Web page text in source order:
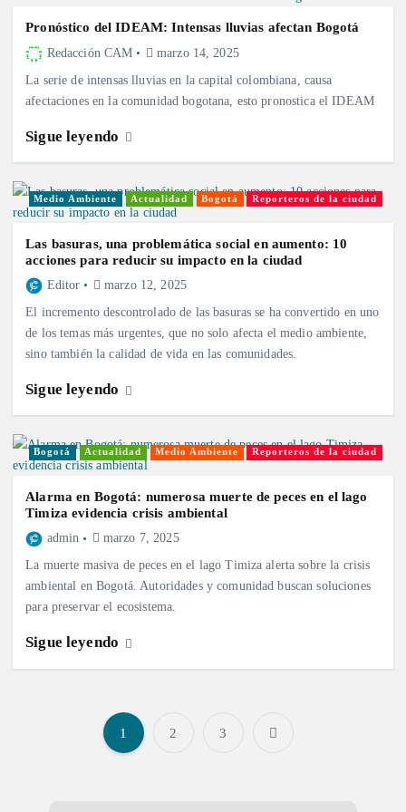
Pronóstico del IDEAM: Intensas lluvias afectan Bogotá
Redacción CAM marzo 14, 2025
La serie de intensas lluvias en la capital colombiana, causa
afectaciones en la comunidad bogotana, esto pronostica el IDEAM
Sigue leyendo
Medio Ambiente Actualidad Bogotá Reporteros de la ciudad
Las basuras, una problemática social en aumento: 10
acciones para reducir su impacto en la ciudad
Editor marzo 12, 2025
El incremento descontrolado de las basuras se ha convertido en uno
de los temas más urgentes, que no solo afecta el medio ambiente,
sino también la calidad de vida en las comunidades.
Sigue leyendo
Bogotá Actualidad Medio Ambiente Reporteros de la ciudad
Alarma en Bogotá: numerosa muerte de peces en el lago
Timiza evidencia crisis ambiental
admin marzo 7, 2025
La muerte masiva de peces en el lago Timiza alerta sobre la crisis
ambiental en Bogotá. Autoridades y comunidad buscan soluciones
para preservar el ecosistema.
Sigue leyendo
1 2 3